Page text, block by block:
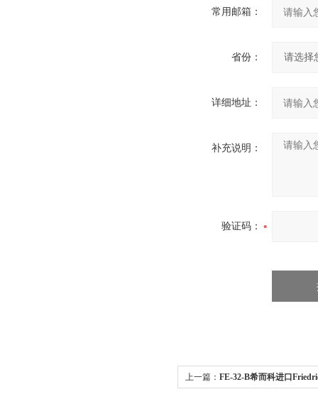
常用邮箱：
省份：
详细地址：
补充说明：
验证码：
上一篇： FE-32-B希而科进口